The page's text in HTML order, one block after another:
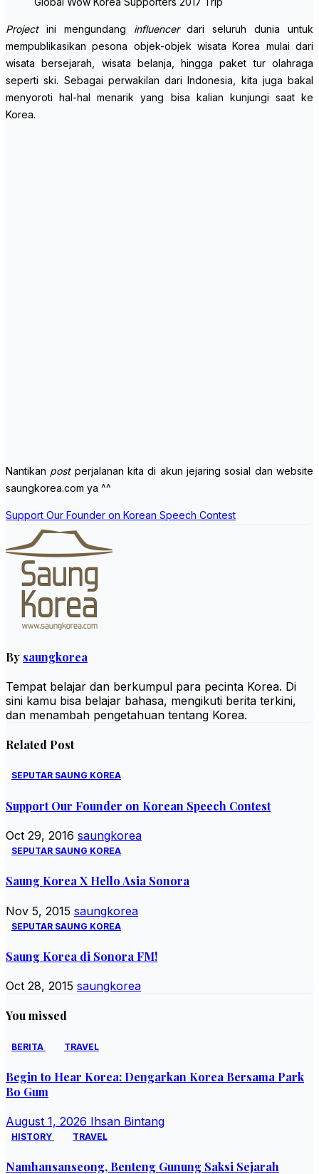
Projectini mengundang influencerdari seluruh dunia untuk
mempublikasikan pesona objek-objek wisata Korea mulai dari
wisata bersejarah, wisata belanja, hingga paket tur olahraga
seperti ski. Sebagai perwakilan dari Indonesia, kita juga bakal
menyoroti hal-hal menarik yang bisa kalian kunjungi saat ke
Korea.
Nantikan post perjalanan kita di akun jejaring sosial dan website
saungkorea.com ya ^^
Post
navigation
Support Our Founder on Korean Speech Contest
By saungkorea
Tempat belajar dan berkumpul para pecinta Korea. Di
sini kamu bisa belajar bahasa, mengikuti berita terkini,
dan menambah pengetahuan tentang Korea.
Related Post
SEPUTAR SAUNG KOREA
Support Our Founder on Korean Speech Contest
Oct 29, 2016 saungkorea
SEPUTAR SAUNG KOREA
Saung Korea X Hello Asia Sonora
Nov 5, 2015 saungkorea
SEPUTAR SAUNG KOREA
Saung Korea di Sonora FM!
Oct 28, 2015 saungkorea
You missed
BERITA TRAVEL
Begin to Hear Korea: Dengarkan Korea Bersama Park
Bo Gum
August 1, 2026 Ihsan Bintang
HISTORY TRAVEL
Namhansanseong, Benteng Gunung Saksi Sejarah